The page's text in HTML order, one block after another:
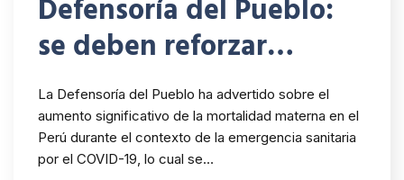
Defensoría del Pueblo:
se deben reforzar
acciones para prevenir y
reducir la mortalidad
materna
La Defensoría del Pueblo ha advertido sobre el
aumento significativo de la mortalidad materna en el
Perú durante el contexto de la emergencia sanitaria
por el COVID-19, lo cual se…